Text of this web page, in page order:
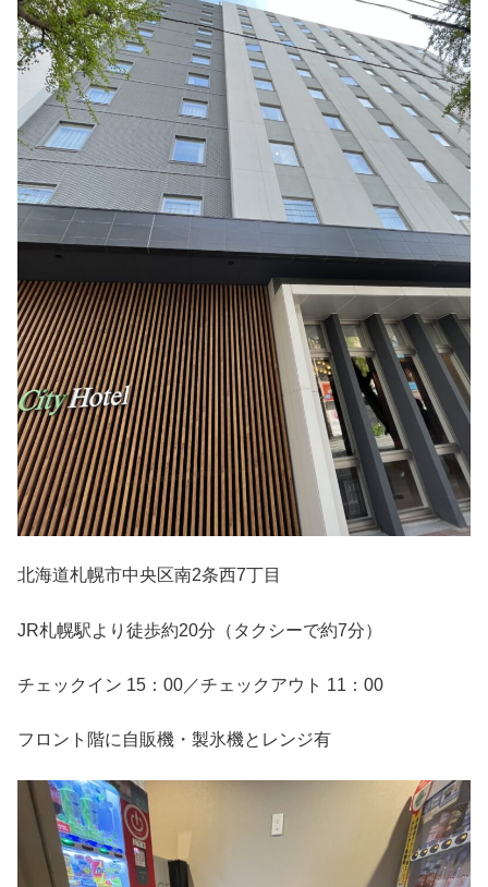
北海道札幌市中央区南2条西7丁目
JR札幌駅より徒歩約20分（タクシーで約7分）
チェックイン 15：00／チェックアウト 11：00
フロント階に自販機・製氷機とレンジ有